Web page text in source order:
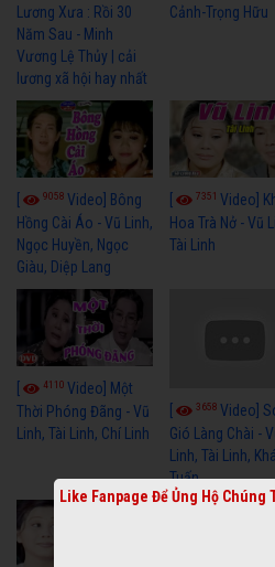
Lương Xưa : Rồi 30
Năm Sau - Minh
Vương Lệ Thủy | cải
lương xã hội hay nhất
Cảnh-Trọng Hữu
9058 Video] Bông
Hồng Cài Áo - Vũ Linh,
Ngọc Huyền, Ngọc
Giàu, Diệp Lang
7351Video]
Hoa Trà Nở - Vũ
Tài Linh
4110 Video] Một
Thời Phóng Đãng - Vũ
Linh, Tài Linh, Chí Linh
3658Video]
Gió Làng Chài -
Linh, Tài Linh,
Tuấn
Like Fanpage Để Ủng Hộ Chúng